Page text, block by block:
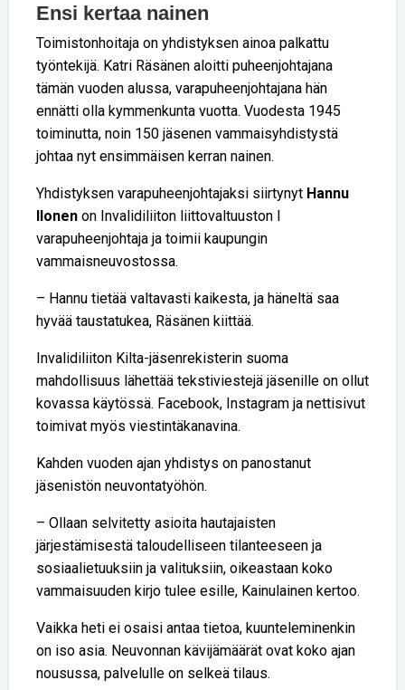
Ensi kertaa nainen
Toimistonhoitaja on yhdistyksen ainoa palkattu
työntekijä. Katri Räsänen aloitti puheenjohtajana
tämän vuoden alussa, varapuheenjohtajana hän
ennätti olla kymmenkunta vuotta. Vuodesta 1945
toiminutta, noin 150 jäsenen vammaisyhdistystä
johtaa nyt ensimmäisen kerran nainen.
Yhdistyksen varapuheenjohtajaksi siirtynyt Hannu
Ilonen on Invalidiliiton liittovaltuuston I
varapuheenjohtaja ja toimii kaupungin
vammaisneuvostossa.
– Hannu tietää valtavasti kaikesta, ja häneltä saa
hyvää taustatukea, Räsänen kiittää.
Invalidiliiton Kilta-jäsenrekisterin suoma
mahdollisuus lähettää tekstiviestejä jäsenille on ollut
kovassa käytössä. Facebook, Instagram ja nettisivut
toimivat myös viestintäkanavina.
Kahden vuoden ajan yhdistys on panostanut
jäsenistön neuvontatyöhön.
– Ollaan selvitetty asioita hautajaisten
järjestämisestä taloudelliseen tilanteeseen ja
sosiaalietuuksiin ja valituksiin, oikeastaan koko
vammaisuuden kirjo tulee esille, Kainulainen kertoo.
Vaikka heti ei osaisi antaa tietoa, kuunteleminenkin
on iso asia. Neuvonnan kävijämäärät ovat koko ajan
nousussa, palvelulle on selkeä tilaus.